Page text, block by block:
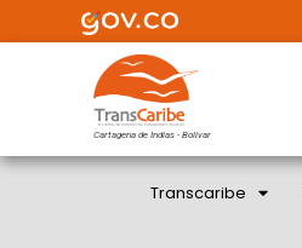
Cartagena de Indias - Bolivar
Transcaribe